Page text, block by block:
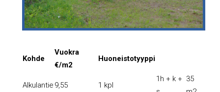
Kohde
Vuokra
€/m2
Huoneistotyyppi
Alkulantie 9,55 1 kpl
1h + k + 35